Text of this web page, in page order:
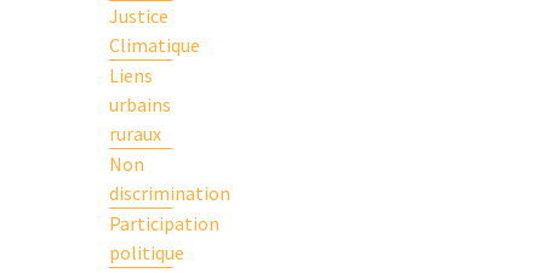
Justice
Climatique
Liens
urbains
ruraux
Non
discrimination
Participation
politique